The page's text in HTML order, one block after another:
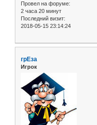
Провел на форуме:
2 часа 20 минут
Последний визит:
2018-05-15 23:14:24
грЕза
Игрок